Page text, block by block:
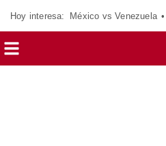
Hoy interesa: México vs Venezuela